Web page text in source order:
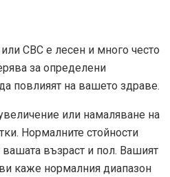
CBC е лесен и много често
за определени
повлияят на вашето здраве.
или намаляване на
Нормалните стойности
възраст и пол. Вашият
каже нормалния диапазон